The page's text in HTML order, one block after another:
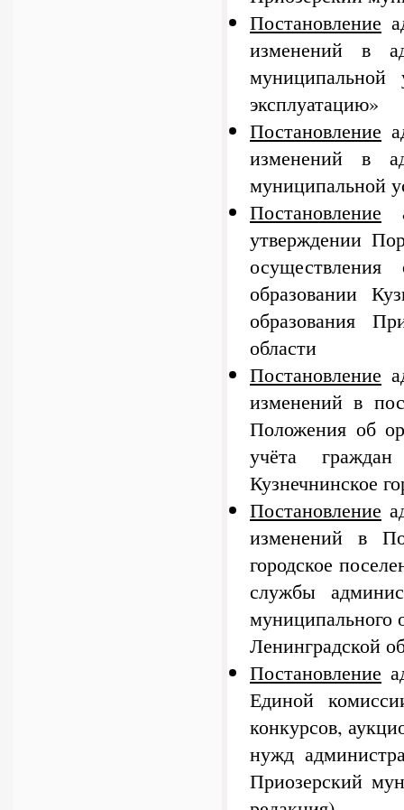
Постановление
изменений в
эксплуатацию»
Постановление
изменений в
муниципальной
Постановление
утверждении
образовании
образования
области
Постановление
изменений в
Положения об
учёта
Кузнечнинское
Постановление
изменений в
городское
службы
муниципального
Ленинградской
Постановление
Единой
конкурсов,
нужд
Приозерский